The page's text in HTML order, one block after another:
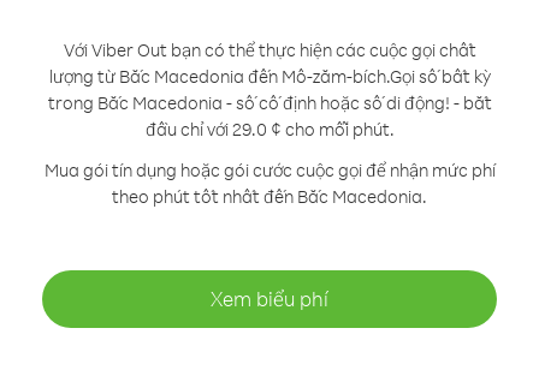
Với Viber Out bạn có thể thực hiện các cuộc gọi chất
lượng từ Bắc Macedonia đến Mô-zăm-bích.Gọi số bất kỳ
trong Bắc Macedonia - số cố định hoặc số di động! - bắt
đầu chỉ với 29.0 ¢ cho mỗi phút.
Mua gói tín dụng hoặc gói cước cuộc gọi để nhận mức phí
theo phút tốt nhất đến Bắc Macedonia.
Xem biểu phí